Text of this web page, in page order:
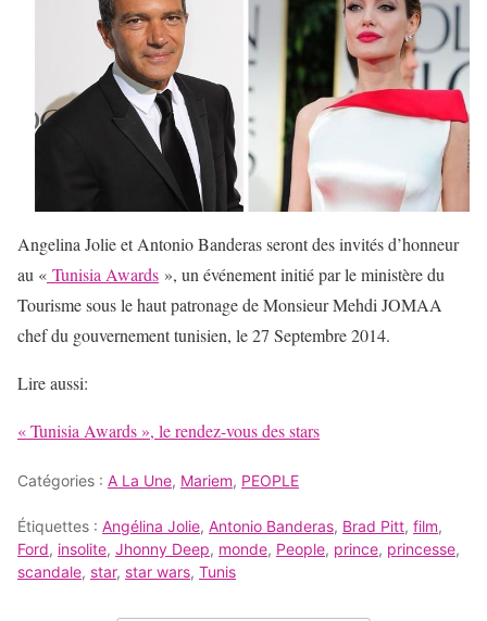
Angelina Jolie et Antonio Banderas seront des invités d’honneur
au « Tunisia Awards », un événement initié par le ministère du
Tourisme sous le haut patronage de Monsieur Mehdi JOMAA
chef du gouvernement tunisien, le 27 Septembre 2014.
Lire aussi:
« Tunisia Awards », le rendez-vous des stars
Catégories : A La Une, Mariem, PEOPLE
Étiquettes : Angélina Jolie, Antonio Banderas, Brad Pitt, film,
Ford, insolite, Jhonny Deep, monde, People, prince, princesse,
scandale, star, star wars, Tunis